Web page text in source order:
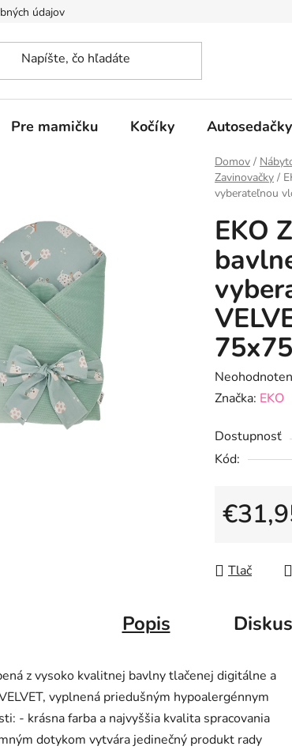
údajov
Pre mamičku Kočíky Autosedačky
Domov /
Zavinovačky /
vyberateľnou
EKO
Priemerné
hodnotenie
je
0,0
hviezdičiek.
Značka: EKO
Dostupnosť
Kód:
Jednotková
Tlač
Popis
z vysoko kvalitnej bavlny tlačenej digitálne a
vyplnená priedušným hypoalergénnym
- krásna farba a najvyššia kvalita spracovania
dotykom vytvára jedinečný produkt rady